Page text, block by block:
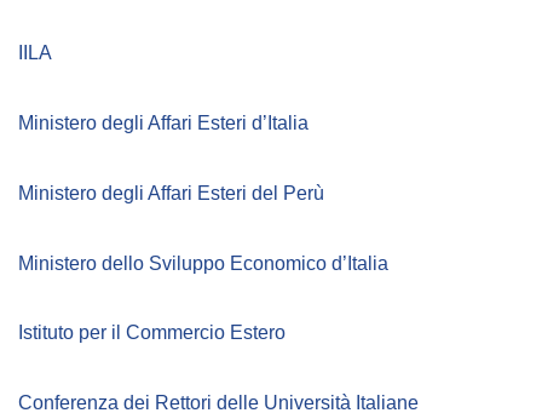
Giustizia e Sicurezza
EL PAcCTO
EUROFRONT
AL-INVEST Verde
IILA
Ministero degli Affari Esteri d’Italia
Ministero degli Affari Esteri del Perù
Ministero dello Sviluppo Economico d’Italia
Istituto per il Commercio Estero
Conferenza dei Rettori delle Università Italiane